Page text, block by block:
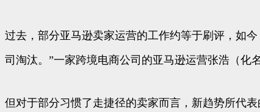
过去，部分亚马逊卖家运营的工作约等于刷评，如
司淘汰。”一家跨境电商公司的亚马逊运营张浩（化
但对于部分习惯了走捷径的卖家而言，新趋势所代